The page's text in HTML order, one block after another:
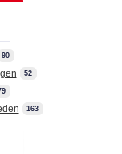
90
52
163